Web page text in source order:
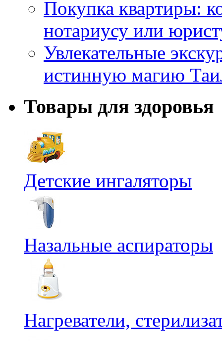
Покупка квартиры:
нотариусу или
Увлекательные
истинную магию
Товары для здоровья
Детские ингаляторы
Назальные аспираторы
Нагреватели,